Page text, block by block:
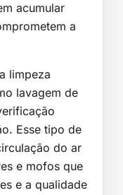
acumular
a
limpeza
lavagem de
Esse tipo de
do ar
e mofos que
e a qualidade